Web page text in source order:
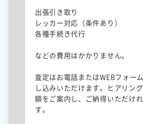
出張引き取り
レッカー対応（条件あり）
各種手続き代行
などの費用はかかりません。
査定はお電話またはWEBフォー
し込みいただけます。ヒアリン
額をご案内し、ご納得いただけ
す。